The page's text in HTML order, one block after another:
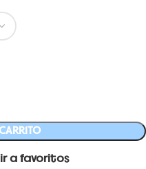
a favoritos